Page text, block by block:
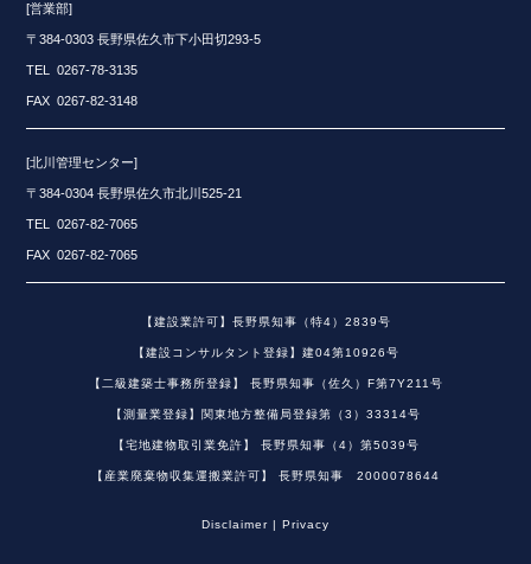
[営業部]
〒384-0303 長野県佐久市下小田切293-5
TEL 0267-78-3135
FAX 0267-82-3148
[北川管理センター]
〒384-0304 長野県佐久市北川525-21
TEL 0267-82-7065
FAX 0267-82-7065
【建設業許可】長野県知事（特4）2839号
【建設コンサルタント登録】建04第10926号
【二級建築士事務所登録】 長野県知事（佐久）F第7Y211号
【測量業登録】関東地方整備局登録第（3）33314号
【宅地建物取引業免許】 長野県知事（4）第5039号
【産業廃棄物収集運搬業許可】 長野県知事 2000078644
Disclaimer | Privacy